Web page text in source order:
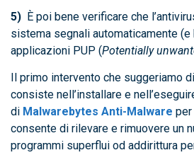
5) È poi bene verificare che
sistema segnali automaticamente (e
applicazioni PUP (Potentially
Il primo intervento che suggeriamo
consiste nell’installare e
di Malwarebytes Anti-Malware per
consente di rilevare e rimuovere un
programmi superflui od addirittura